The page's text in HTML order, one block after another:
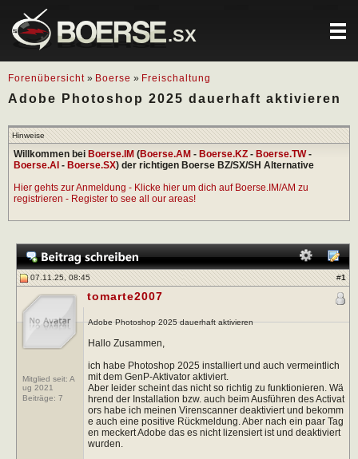
.SX
Forenübersicht » Boerse » Freischaltung
Adobe Photoshop 2025 dauerhaft aktivieren
Hinweise
Willkommen bei Boerse.IM (Boerse.AM - Boerse.KZ - Boerse.TW-
Boerse.AI - Boerse.SX) der richtigen Boerse BZ/SX/SH Alternative
Hier gehts zur Anmeldung - Klicke hier um dich auf Boerse.IM/AM zu
registrieren - Register to see all our areas!
07.11.25, 08:45 #1
Mitglied seit: A
ug 2021
Beiträge: 7
tomarte2007
Adobe Photoshop 2025 dauerhaft aktivieren
Hallo Zusammen,
ich habe Photoshop 2025 installiert und auch vermeintlich
mit dem GenP-Aktivator aktiviert.
Aber leider scheint das nicht so richtig zu funktionieren. Wä
hrend der Installation bzw. auch beim Ausführen des Activat
ors habe ich meinen Virenscanner deaktiviert und bekomm
e auch eine positive Rückmeldung. Aber nach ein paar Tag
en meckert Adobe das es nicht lizensiert ist und deaktiviert
wurden.